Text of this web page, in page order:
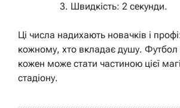
Швидкість: 2 секунди.
Ці числа надихають новачків і
кожному, хто вкладає душу. Футбол
кожен може стати частиною цієї
стадіону.